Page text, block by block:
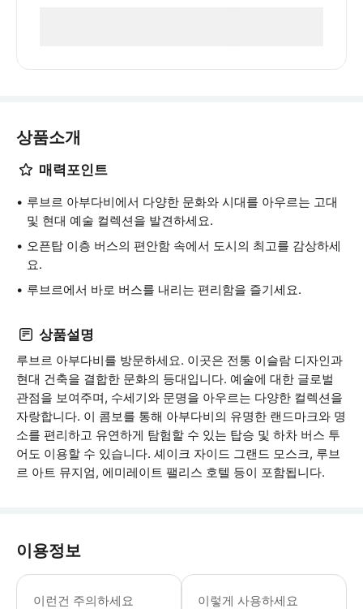
상품소개
매력포인트
루브르 아부다비에서 다양한 문화와 시대를 아우르는 고대
및 현대 예술 컬렉션을 발견하세요.
오픈탑 이층 버스의 편안함 속에서 도시의 최고를 감상하세
요.
루브르에서 바로 버스를 내리는 편리함을 즐기세요.
상품설명
루브르 아부다비를 방문하세요. 이곳은 전통 이슬람 디자인과
현대 건축을 결합한 문화의 등대입니다. 예술에 대한 글로벌
관점을 보여주며, 수세기와 문명을 아우르는 다양한 컬렉션을
자랑합니다. 이 콤보를 통해 아부다비의 유명한 랜드마크와 명
소를 편리하고 유연하게 탐험할 수 있는 탑승 및 하차 버스 투
어도 이용할 수 있습니다. 셰이크 자이드 그랜드 모스크, 루브
르 아트 뮤지엄, 에미레이트 팰리스 호텔 등이 포함됩니다.
이용정보
이런건 주의하세요
루브르 아부다비 필수 안내: - 방문
이렇게 사용하세요